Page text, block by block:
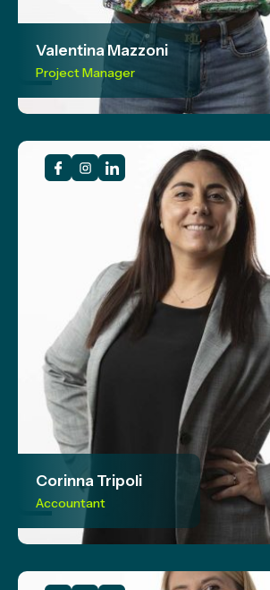
Valentina Mazzoni
Project Manager
Corinna Tripoli
Accountant